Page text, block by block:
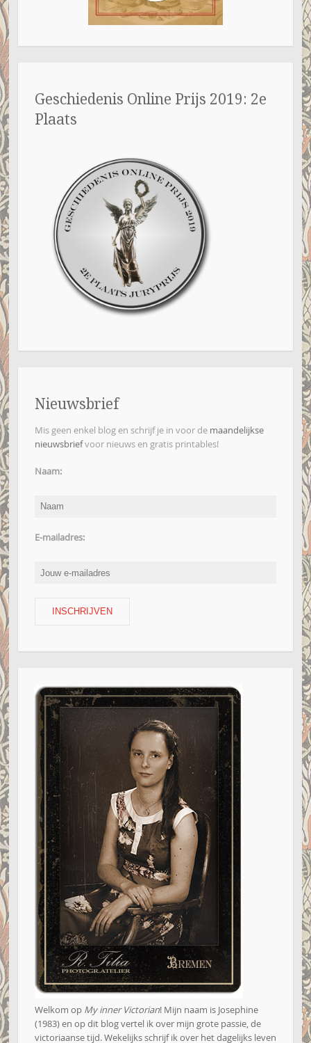
Geschiedenis Online Prijs 2019: 2e
Plaats
Nieuwsbrief
Mis geen enkel blog en schrijf je in voor de maandelijkse
nieuwsbriefvoor nieuws en gratis printables!
Naam:
E-mailadres:
Welkom op My inner Victorian! Mijn naam is Josephine
(1983) en op dit blog vertel ik over mijn grote passie, de
victoriaanse tijd. Wekelijks schrijf ik over het dagelijks leven